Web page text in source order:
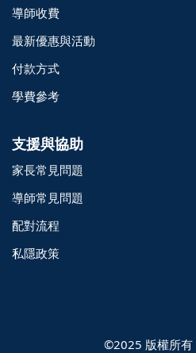
導師收費
最新優惠與活動
付款方式
學費參考
支援與協助
家長常見問題
導師常見問題
配對流程
私隱政策
©2025 版權所有